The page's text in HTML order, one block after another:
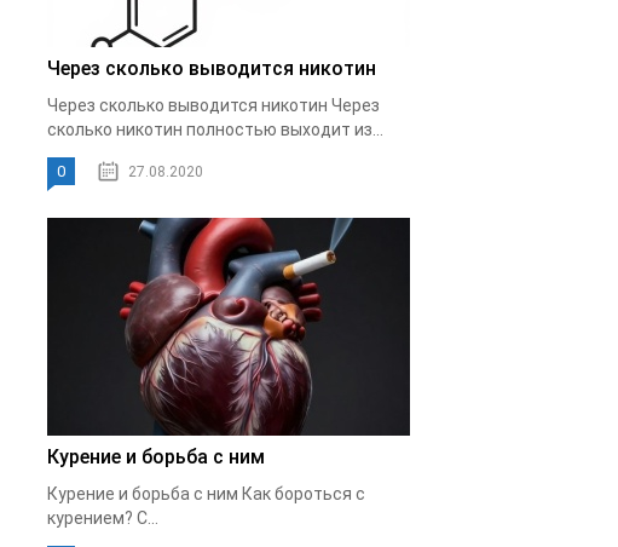
Через сколько выводится никотин
Через сколько выводится никотин Через
сколько никотин полностью выходит из...
0 27.08.2020
Курение и борьба с ним
Курение и борьба с ним Как бороться с
курением? С...